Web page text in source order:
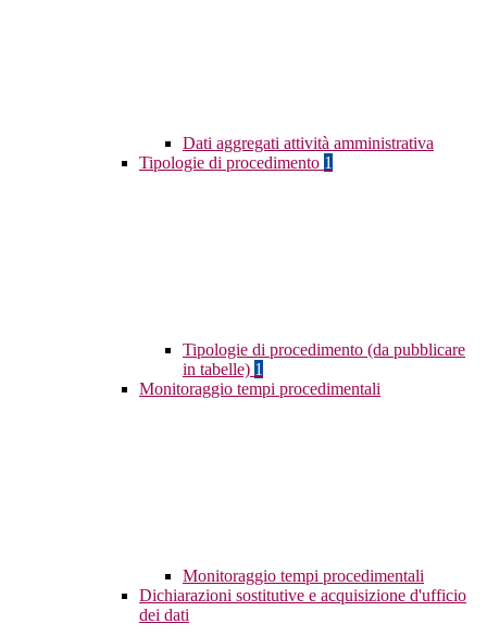
Dati aggregati attività amministrativa
Tipologie di procedimento 1
Tipologie di procedimento (da pubblicare
in tabelle) 1
Monitoraggio tempi procedimentali
Monitoraggio tempi procedimentali
Dichiarazioni sostitutive e acquisizione d'ufficio
dei dati